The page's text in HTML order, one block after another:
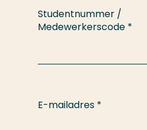
Studentnummer /
Medewerkerscode *
E-mailadres *